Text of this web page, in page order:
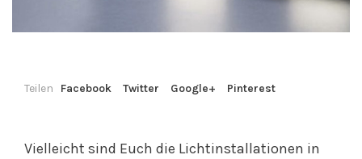
Teilen Facebook Twitter Google+ Pinterest
Vielleicht sind Euch die Lichtinstallationen in